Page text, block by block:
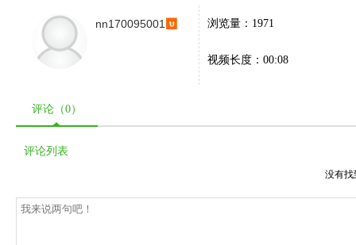
nn170095001 浏览量：1971
视频长度：00:08
评论（0）
评论列表
没有找